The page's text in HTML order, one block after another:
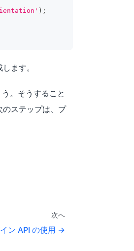
) ;
ます。
。そうすること
ステップは、プ
次へ
ン API の使用